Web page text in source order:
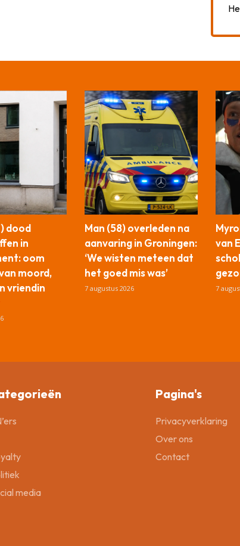
dood
in
oom
moord,
vriendin
Man (58) overleden na
aanvaring in Groningen:
‘We wisten meteen dat
het goed mis was’
7 augustus 2026
van
7
media
Pagina's
Privacyverklaring
Over ons
Contact